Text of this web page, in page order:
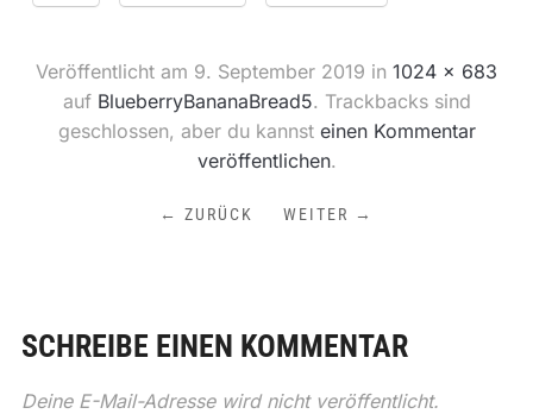
Veröffentlicht am 9. September 2019 in 1024 × 683
auf BlueberryBananaBread5. Trackbacks sind
geschlossen, aber du kannst einen Kommentar
veröffentlichen.
← ZURÜCK WEITER →
SCHREIBE EINEN KOMMENTAR
Deine E-Mail-Adresse wird nicht veröffentlicht.